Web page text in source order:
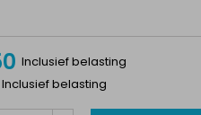
Inclusief belasting
Inclusief belasting